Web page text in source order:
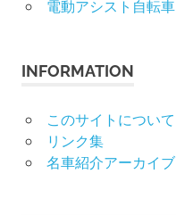
電動アシスト自転車
INFORMATION
このサイトについて
リンク集
名車紹介アーカイブ